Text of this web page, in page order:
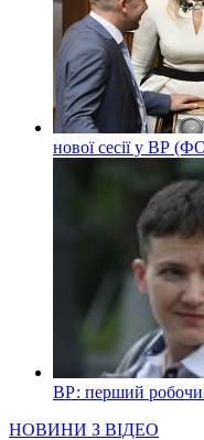
нової сесії у ВР
ВР: перший
НОВИНИ З ВІДЕО